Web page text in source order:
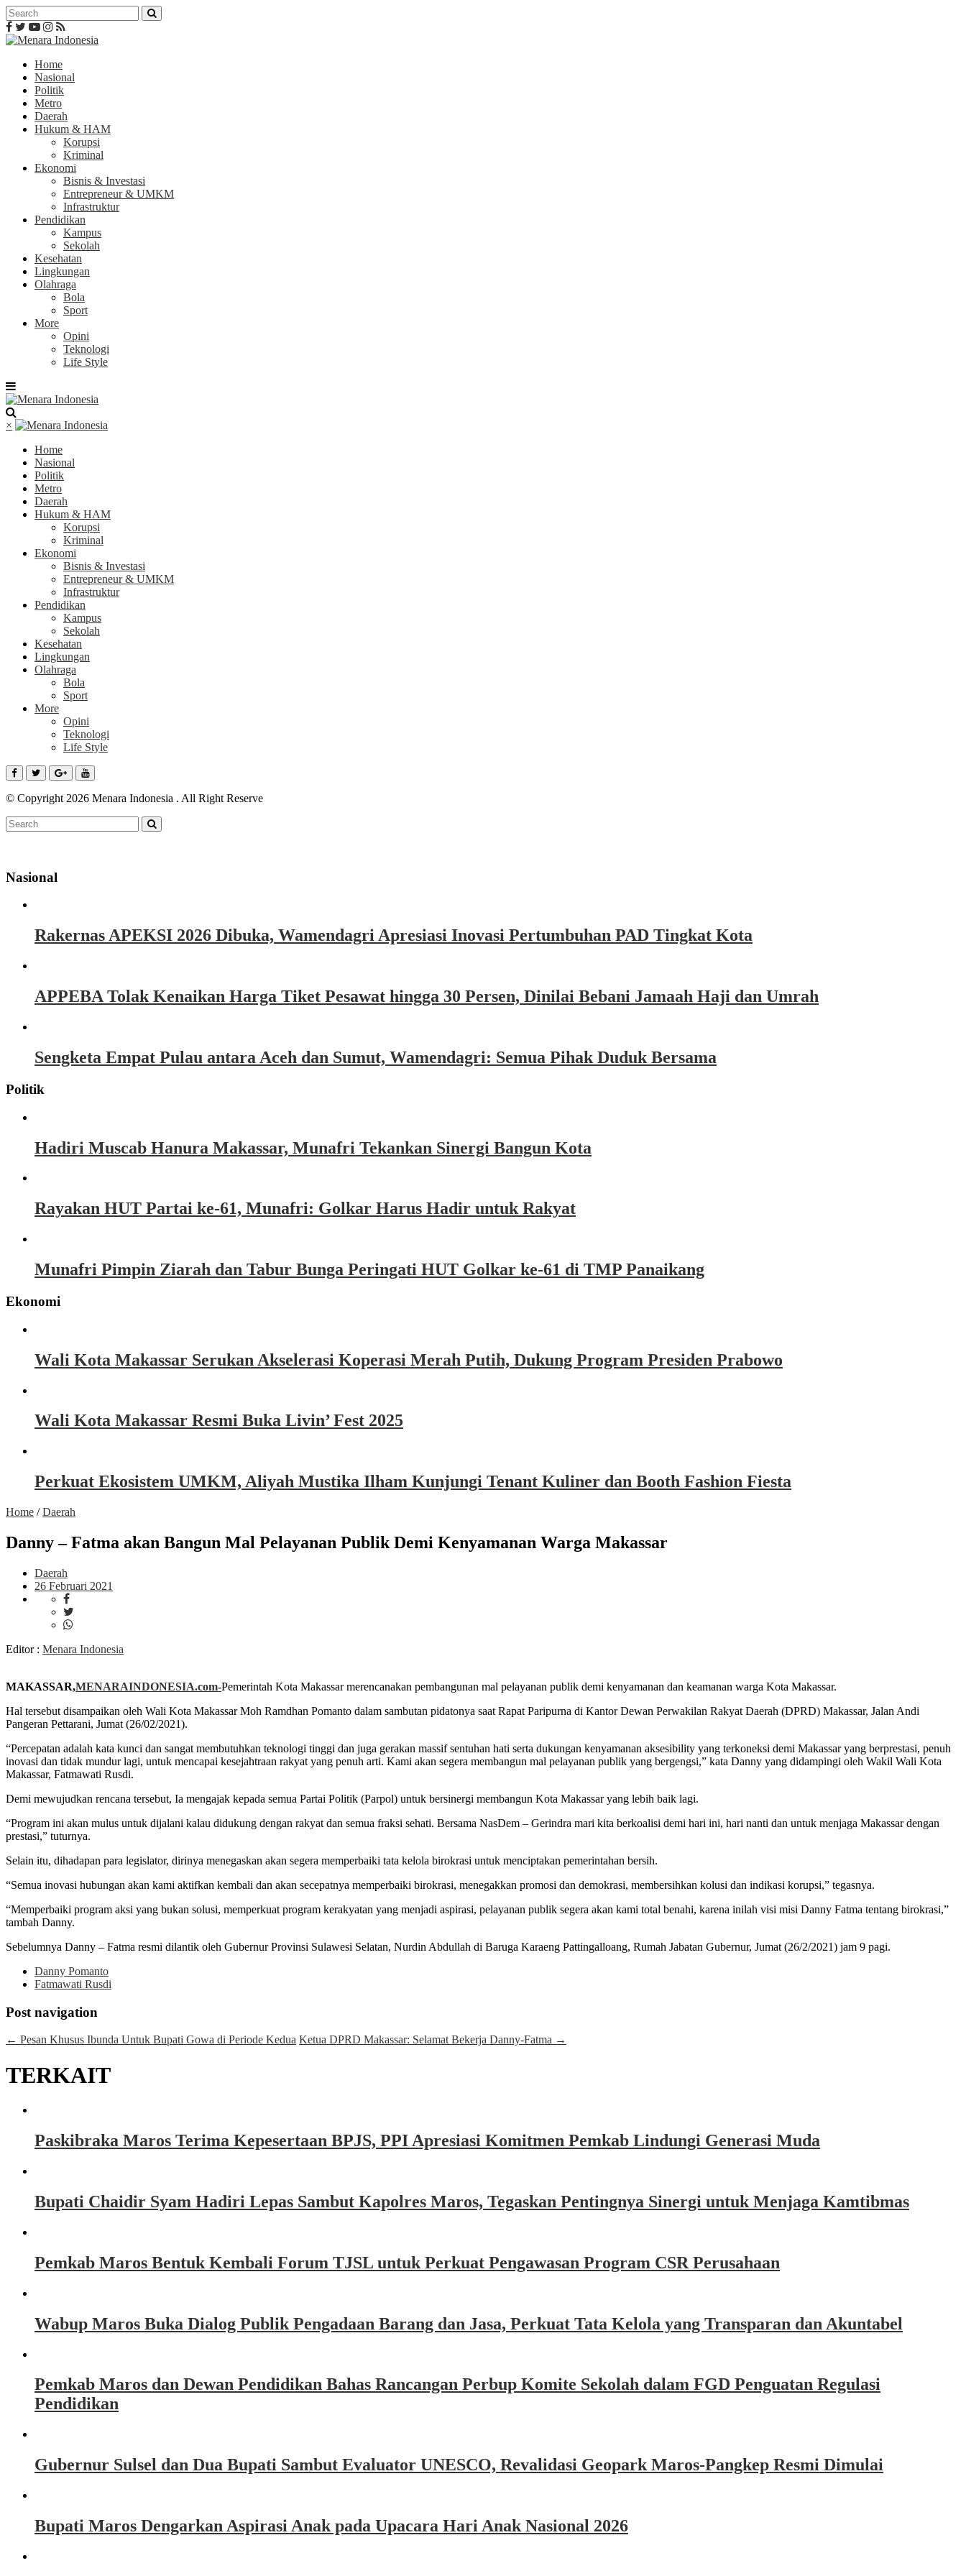
Home
Nasional
Politik
Metro
Daerah
Hukum & HAM
Korupsi
Kriminal
Ekonomi
Bisnis & Investasi
Entrepreneur & UMKM
Infrastruktur
Pendidikan
Kampus
Sekolah
Kesehatan
Lingkungan
Olahraga
Bola
Sport
More
Opini
Teknologi
Life Style
×
Home
Nasional
Politik
Metro
Daerah
Hukum & HAM
Korupsi
Kriminal
Ekonomi
Bisnis & Investasi
Entrepreneur & UMKM
Infrastruktur
Pendidikan
Kampus
Sekolah
Kesehatan
Lingkungan
Olahraga
Bola
Sport
More
Opini
Teknologi
Life Style
© Copyright 2026 Menara Indonesia . All Right Reserve
Nasional
Rakernas APEKSI 2026 Dibuka, Wamendagri Apresiasi Inovasi Pertumbuhan PAD Tingkat Kota
APPEBA Tolak Kenaikan Harga Tiket Pesawat hingga 30 Persen, Dinilai Bebani Jamaah Haji dan Umrah
Sengketa Empat Pulau antara Aceh dan Sumut, Wamendagri: Semua Pihak Duduk Bersama
Politik
Hadiri Muscab Hanura Makassar, Munafri Tekankan Sinergi Bangun Kota
Rayakan HUT Partai ke-61, Munafri: Golkar Harus Hadir untuk Rakyat
Munafri Pimpin Ziarah dan Tabur Bunga Peringati HUT Golkar ke-61 di TMP Panaikang
Ekonomi
Wali Kota Makassar Serukan Akselerasi Koperasi Merah Putih, Dukung Program Presiden Prabowo
Wali Kota Makassar Resmi Buka Livin’ Fest 2025
Perkuat Ekosistem UMKM, Aliyah Mustika Ilham Kunjungi Tenant Kuliner dan Booth Fashion Fiesta
Home /Daerah
Danny – Fatma akan Bangun Mal Pelayanan Publik Demi Kenyamanan Warga Makassar
Daerah
26 Februari 2021
Editor : Menara Indonesia
MAKASSAR,MENARAINDONESIA.com-Pemerintah Kota Makassar merencanakan pembangunan mal pelayanan publik demi kenyamanan dan keamanan warga Kota Makassar.
Hal tersebut disampaikan oleh Wali Kota Makassar Moh Ramdhan Pomanto dalam sambutan pidatonya saat Rapat Paripurna di Kantor Dewan Perwakilan Rakyat Daerah (DPRD) Makassar, Jalan Andi
Pangeran Pettarani, Jumat (26/02/2021).
“Percepatan adalah kata kunci dan sangat membutuhkan teknologi tinggi dan juga gerakan massif sentuhan hati serta dukungan kenyamanan aksesibility yang terkoneksi demi Makassar yang berprestasi, penuh
inovasi dan tidak mundur lagi, untuk mencapai kesejahtraan rakyat yang penuh arti. Kami akan segera membangun mal pelayanan publik yang bergengsi,” kata Danny yang didampingi oleh Wakil Wali Kota
Makassar, Fatmawati Rusdi.
Demi mewujudkan rencana tersebut, Ia mengajak kepada semua Partai Politik (Parpol) untuk bersinergi membangun Kota Makassar yang lebih baik lagi.
“Program ini akan mulus untuk dijalani kalau didukung dengan rakyat dan semua fraksi sehati. Bersama NasDem – Gerindra mari kita berkoalisi demi hari ini, hari nanti dan untuk menjaga Makassar dengan
prestasi,” tuturnya.
Selain itu, dihadapan para legislator, dirinya menegaskan akan segera memperbaiki tata kelola birokrasi untuk menciptakan pemerintahan bersih.
“Semua inovasi hubungan akan kami aktifkan kembali dan akan secepatnya memperbaiki birokrasi, menegakkan promosi dan demokrasi, membersihkan kolusi dan indikasi korupsi,” tegasnya.
“Memperbaiki program aksi yang bukan solusi, memperkuat program kerakyatan yang menjadi aspirasi, pelayanan publik segera akan kami total benahi, karena inilah visi misi Danny Fatma tentang birokrasi,”
tambah Danny.
Sebelumnya Danny – Fatma resmi dilantik oleh Gubernur Provinsi Sulawesi Selatan, Nurdin Abdullah di Baruga Karaeng Pattingalloang, Rumah Jabatan Gubernur, Jumat (26/2/2021) jam 9 pagi.
Danny Pomanto
Fatmawati Rusdi
Post navigation
← Pesan Khusus Ibunda Untuk Bupati Gowa di Periode Kedua Ketua DPRD Makassar: Selamat Bekerja Danny-Fatma →
TERKAIT
Paskibraka Maros Terima Kepesertaan BPJS, PPI Apresiasi Komitmen Pemkab Lindungi Generasi Muda
Bupati Chaidir Syam Hadiri Lepas Sambut Kapolres Maros, Tegaskan Pentingnya Sinergi untuk Menjaga Kamtibmas
Pemkab Maros Bentuk Kembali Forum TJSL untuk Perkuat Pengawasan Program CSR Perusahaan
Wabup Maros Buka Dialog Publik Pengadaan Barang dan Jasa, Perkuat Tata Kelola yang Transparan dan Akuntabel
Pemkab Maros dan Dewan Pendidikan Bahas Rancangan Perbup Komite Sekolah dalam FGD Penguatan Regulasi
Pendidikan
Gubernur Sulsel dan Dua Bupati Sambut Evaluator UNESCO, Revalidasi Geopark Maros-Pangkep Resmi Dimulai
Bupati Maros Dengarkan Aspirasi Anak pada Upacara Hari Anak Nasional 2026